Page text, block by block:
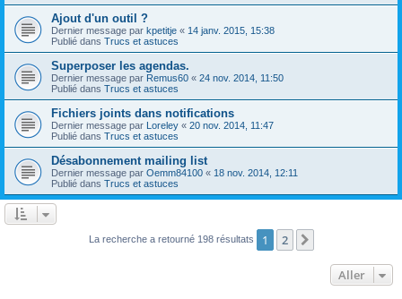
Ajout d'un outil ?
Dernier message par kpetitje « 14 janv. 2015, 15:38
Publié dans Trucs et astuces
Superposer les agendas.
Dernier message par Remus60 « 24 nov. 2014, 11:50
Publié dans Trucs et astuces
Fichiers joints dans notifications
Dernier message par Loreley « 20 nov. 2014, 11:47
Publié dans Trucs et astuces
Désabonnement mailing list
Dernier message par Oemm84100 « 18 nov. 2014, 12:11
Publié dans Trucs et astuces
La recherche a retourné 198 résultats 1 2
Aller